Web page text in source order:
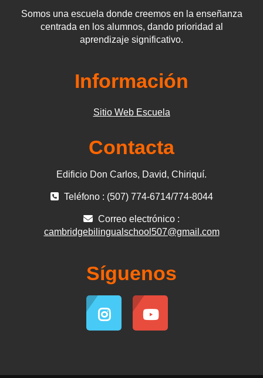
Somos una escuela donde creemos en la enseñanza
centrada en los alumnos, dando prioridad al
aprendizaje significativo.
Información
Sitio Web Escuela
Contacta
Edificio Don Carlos, David, Chiriquí.
Teléfono : (507) 774-6714/774-8044
Correo electrónico :
cambridgebilingualschool507@gmail.com
Síguenos